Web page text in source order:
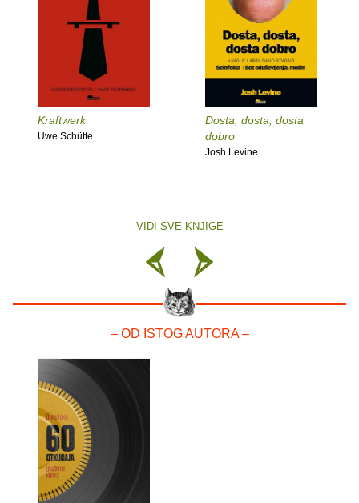
Kraftwerk
Uwe Schütte
Dosta, dosta, dosta
dobro
Josh Levine
VIDI SVE KNJIGE
– OD ISTOG AUTORA –